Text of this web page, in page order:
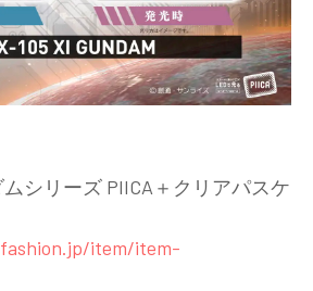
シリーズ PIICA＋クリアパスケ
item/item-